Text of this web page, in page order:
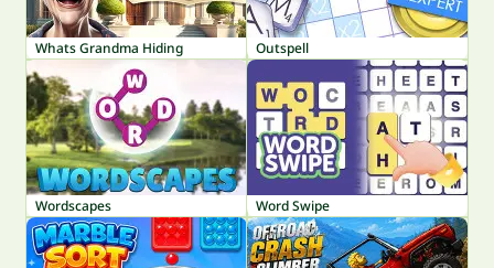
Whats Grandma Hiding Outspell
Wordscapes Word Swipe